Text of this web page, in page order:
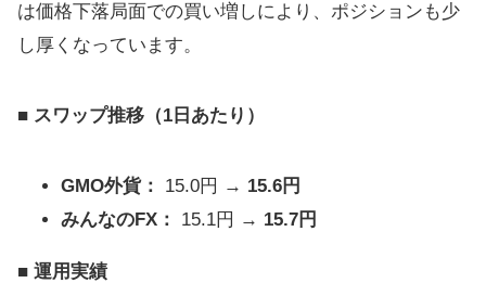
は価格下落局面での買い増しにより、ポジションも少
し厚くなっています。
■ スワップ推移（1日あたり）
GMO外貨： 15.0円 → 15.6円
みんなのFX：
15.1円 → 15.7円
■ 運用実績